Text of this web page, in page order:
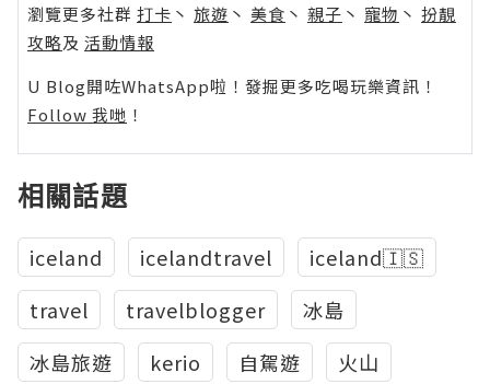
瀏覽更多社群 打卡 丶 旅遊 丶 美食 丶 親子 丶 寵物 丶 扮靚
攻略及 活動情報
U Blog開咗WhatsApp啦！發掘更多吃喝玩樂資訊！
Follow 我哋 ！
相關話題
iceland icelandtravel
iceland🇮🇸
travel
travelblogger
冰島
冰島旅遊
kerio 自駕遊 火山